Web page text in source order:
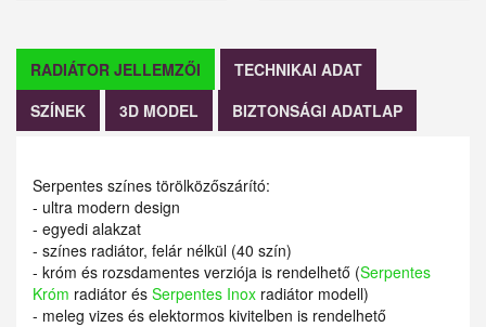
RADIÁTOR JELLEMZŐI
TECHNIKAI ADAT
SZÍNEK
3D MODEL BIZTONSÁGI ADATLAP
Serpentes színes törölközőszárító:
- ultra modern design
- egyedi alakzat
- színes radiátor, felár nélkül (40 szín)
- króm és rozsdamentes verziója is rendelhető (Serpentes
Króm radiátor és Serpentes Inox radiátor modell)
- meleg vizes és elektormos kivitelben is rendelhető